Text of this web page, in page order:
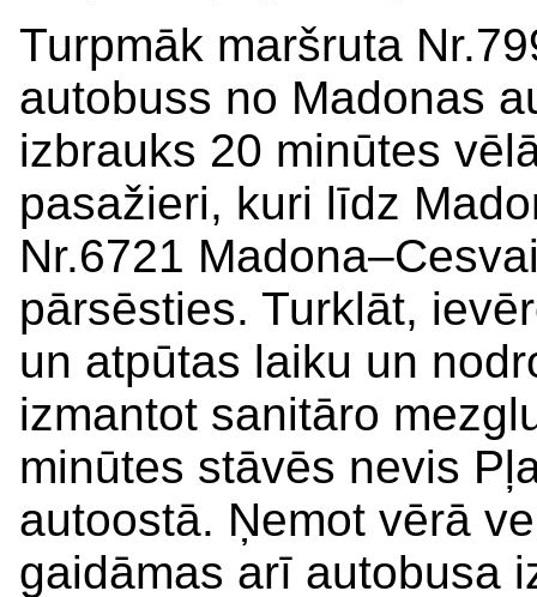
Turpmāk maršruta
autobuss no Madonas
izbrauks 20 minūtes
pasažieri, kuri līdz
Nr.6721
pārsēsties. Turklāt,
un atpūtas laiku un
izmantot sanitāro
minūtes stāvēs nevis
autoostā. Ņemot vērā
gaidāmas arī autobusa